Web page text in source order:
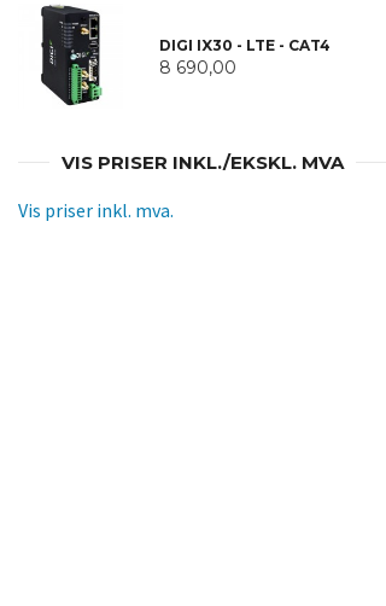
DIGI IX30 - LTE - CAT4
8 690,00
VIS PRISER INKL./EKSKL. MVA
Vis priser inkl. mva.